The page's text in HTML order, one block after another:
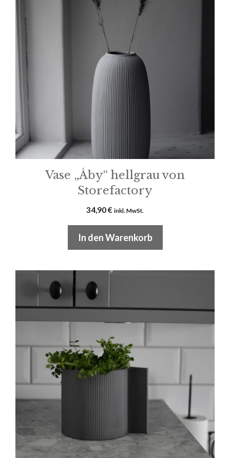
Vase „Åby“ hellgrau von
Storefactory
34,90€ inkl. MwSt.
In den Warenkorb